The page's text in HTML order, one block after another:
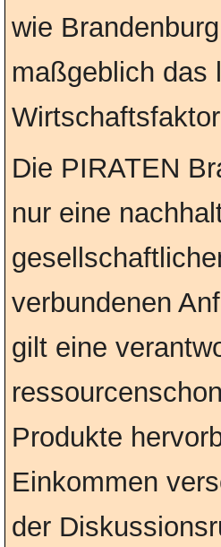
wie
maßgeblich das
Die PIRATEN
nur eine
verbundenen
gilt eine
Produkte
Einkommen
der